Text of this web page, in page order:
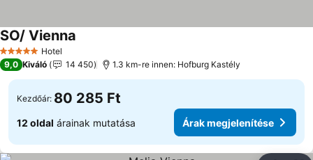
5 KategóriaHotel
SO/ Vienna
9,0 Kiváló 14 450 1.3 km-re innen: Hofburg Kastély
Kezdőár: 80 285 Ft
12 oldal árainak mutatása Árak megjelenítése